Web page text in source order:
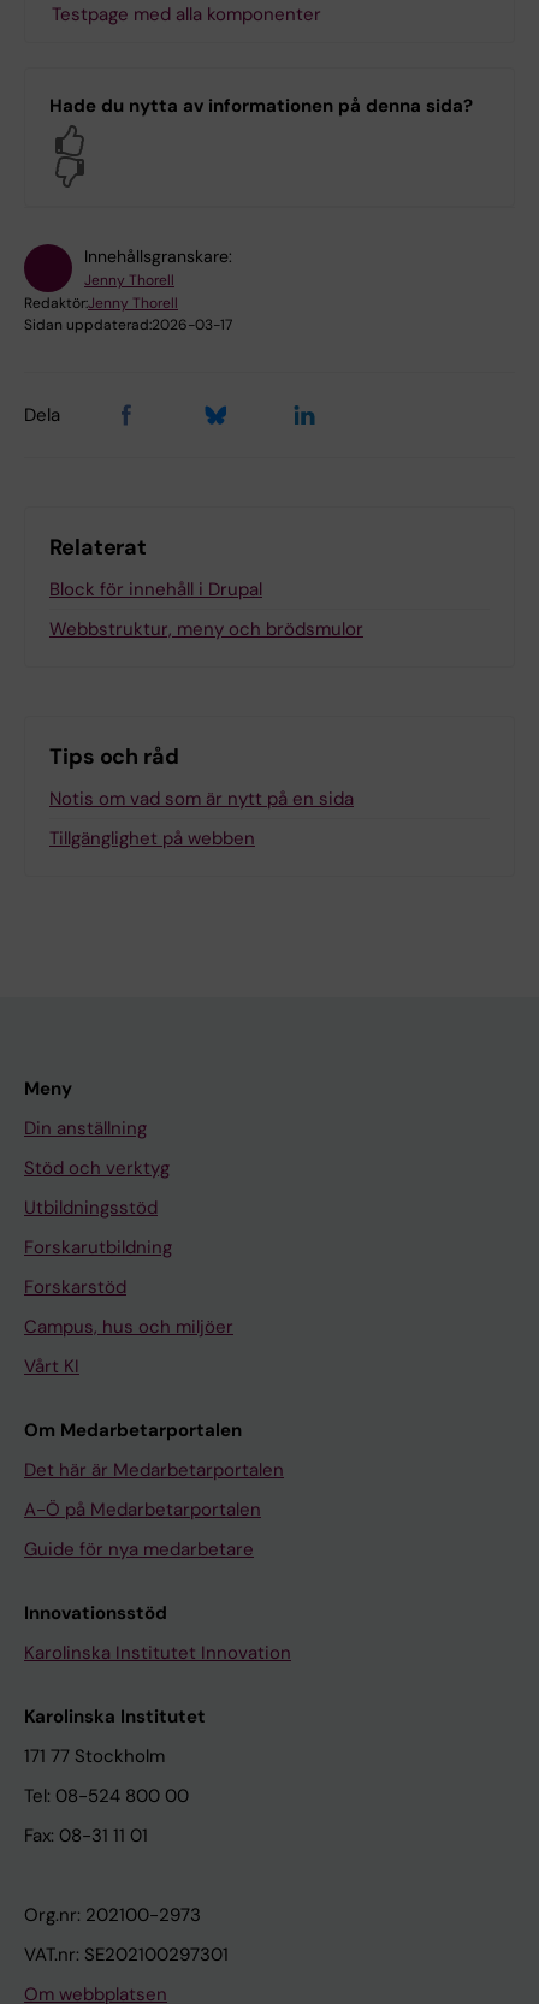
Testpage med alla komponenter
Hade du nytta av informationen på denna sida?
Innehållsgranskare:
Jenny Thorell
Redaktör:Jenny Thorell
Sidan uppdaterad:2026-03-17
Dela
Relaterat
Block för innehåll i Drupal
Webbstruktur, meny och brödsmulor
Tips och råd
Notis om vad som är nytt på en sida
Tillgänglighet på webben
Meny
Din anställning
Stöd och verktyg
Utbildningsstöd
Forskarutbildning
Forskarstöd
Campus, hus och miljöer
Vårt KI
Om Medarbetarportalen
Det här är Medarbetarportalen
A-Ö på Medarbetarportalen
Guide för nya medarbetare
Innovationsstöd
Karolinska Institutet Innovation
Karolinska Institutet
171 77 Stockholm
Tel: 08-524 800 00
Fax: 08-31 11 01
Org.nr: 202100-2973
VAT.nr: SE202100297301
Om webbplatsen